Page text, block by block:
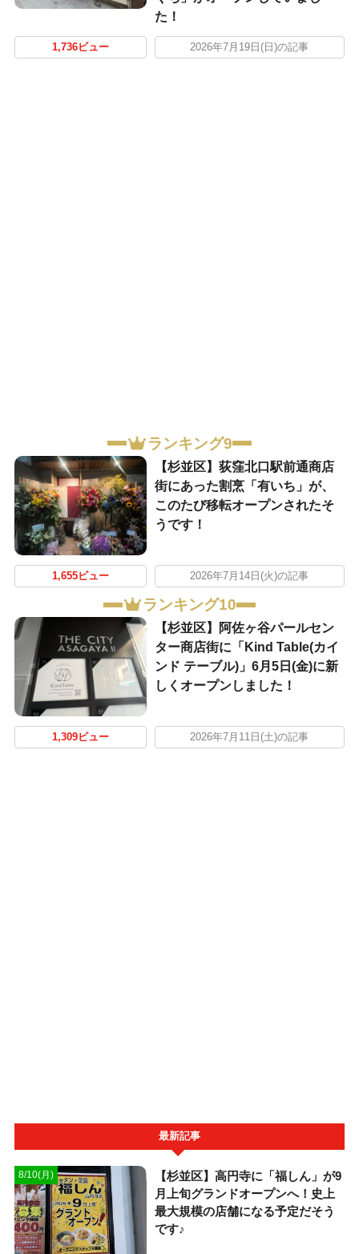
た！
1,736ビュー 2026年7月19日(日)の記事
ランキング9
【杉並区】荻窪北口駅前通商店
街にあった割烹「有いち」が、
このたび移転オープンされたそ
うです！
1,655ビュー 2026年7月14日(火)の記事
ランキング10
【杉並区】阿佐ヶ谷パールセン
ター商店街に「Kind Table(カイ
ンド テーブル)」6月5日(金)に新
しくオープンしました！
1,309ビュー 2026年7月11日(土)の記事
最新記事
8/10(月)
【杉並区】高円寺に「福しん」が9
月上旬グランドオープンへ！史上
最大規模の店舗になる予定だそう
です♪